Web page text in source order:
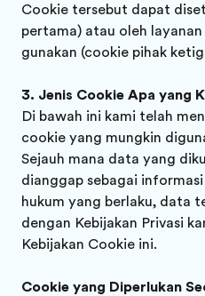
Cookie tersebut dapat
pertama) atau oleh
gunakan (cookie pihak
Jenis Cookie Apa yang
Di bawah ini kami telah
cookie yang mungkin
Sejauh mana data yang
dianggap sebagai
hukum yang berlaku, data
dengan Kebijakan Privasi
Kebijakan Cookie ini.
Cookie yang Diperlukan